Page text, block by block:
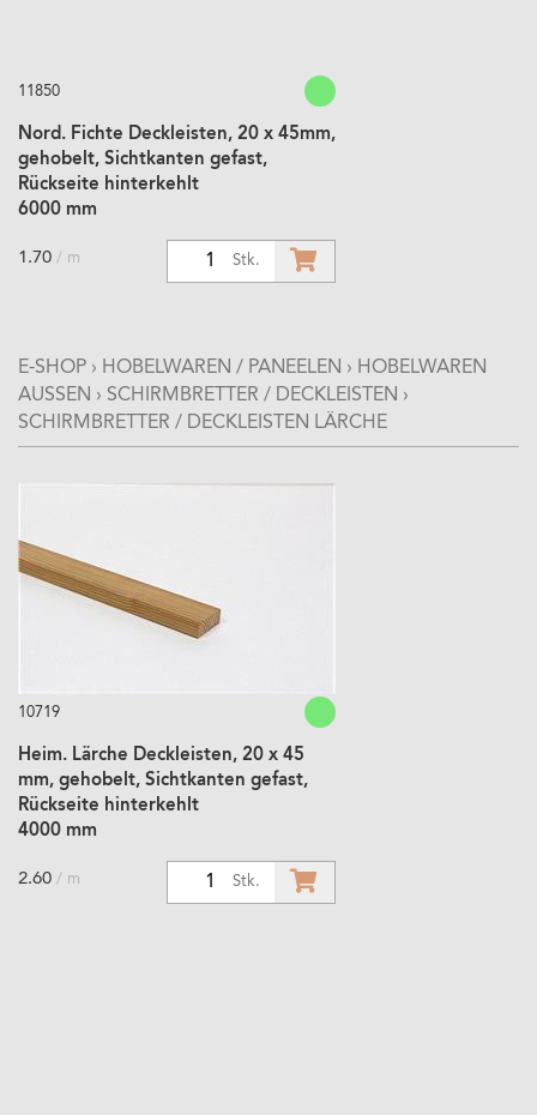
11850
Nord. Fichte Deckleisten, 20 x 45mm,
gehobelt, Sichtkanten gefast,
Rückseite hinterkehlt
6000 mm
Stk.
1.70 / m
E-SHOP › HOBELWAREN / PANEELEN › HOBELWAREN
AUSSEN › SCHIRMBRETTER / DECKLEISTEN ›
SCHIRMBRETTER / DECKLEISTEN LÄRCHE
10719
Heim. Lärche Deckleisten, 20 x 45
mm, gehobelt, Sichtkanten gefast,
Rückseite hinterkehlt
4000 mm
Stk.
2.60 / m